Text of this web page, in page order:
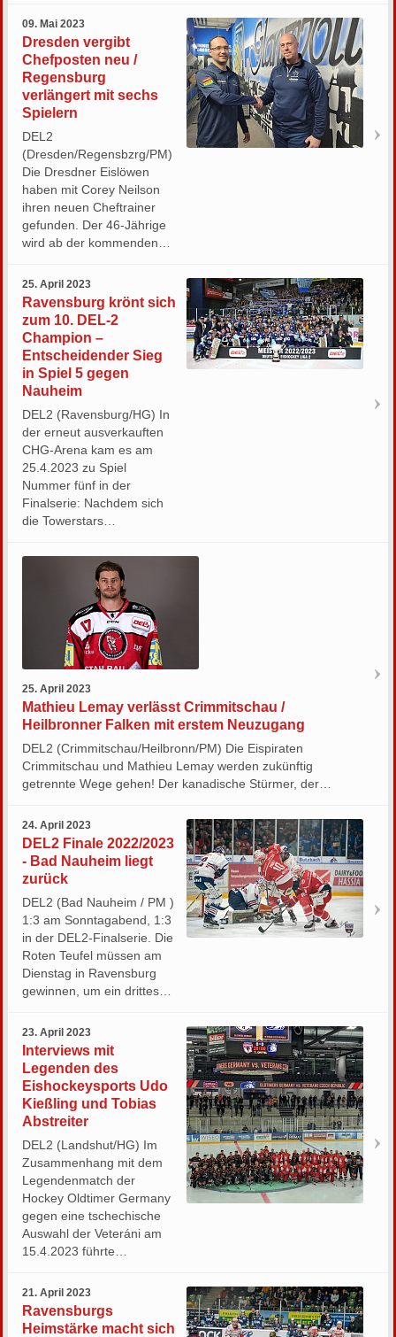
09. Mai 2023
Dresden vergibt
Chefposten neu /
Regensburg
verlängert mit sechs
Spielern
DEL2
(Dresden/Regensbzrg/PM)
Die Dresdner Eislöwen
haben mit Corey Neilson
ihren neuen Cheftrainer
gefunden. Der 46-Jährige
wird ab der kommenden…
25. April 2023
Ravensburg krönt sich
zum 10. DEL-2
Champion –
Entscheidender Sieg
in Spiel 5 gegen
Nauheim
DEL2 (Ravensburg/HG) In
der erneut ausverkauften
CHG-Arena kam es am
25.4.2023 zu Spiel
Nummer fünf in der
Finalserie: Nachdem sich
die Towerstars…
25. April 2023
Mathieu Lemay verlässt Crimmitschau /
Heilbronner Falken mit erstem Neuzugang
DEL2 (Crimmitschau/Heilbronn/PM) Die Eispiraten
Crimmitschau und Mathieu Lemay werden zukünftig
getrennte Wege gehen! Der kanadische Stürmer, der…
24. April 2023
DEL2 Finale 2022/2023
- Bad Nauheim liegt
zurück
DEL2 (Bad Nauheim / PM )
1:3 am Sonntagabend, 1:3
in der DEL2-Finalserie. Die
Roten Teufel müssen am
Dienstag in Ravensburg
gewinnen, um ein drittes…
23. April 2023
Interviews mit
Legenden des
Eishockeysports Udo
Kießling und Tobias
Abstreiter
DEL2 (Landshut/HG) Im
Zusammenhang mit dem
Legendenmatch der
Hockey Oldtimer Germany
gegen eine tschechische
Auswahl der Veteráni am
15.4.2023 führte…
21. April 2023
Ravensburgs
Heimstärke macht sich